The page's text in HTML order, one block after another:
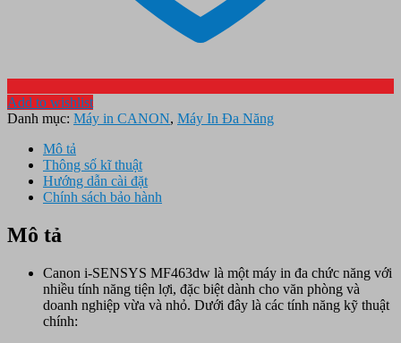
Add to wishlist
Danh mục: Máy in CANON, Máy In Đa Năng
Mô tả
Thông số kĩ thuật
Hướng dẫn cài đặt
Chính sách bảo hành
Mô tả
Canon i-SENSYS MF463dw là một máy in đa chức năng với
nhiều tính năng tiện lợi, đặc biệt dành cho văn phòng và
doanh nghiệp vừa và nhỏ. Dưới đây là các tính năng kỹ thuật
chính: